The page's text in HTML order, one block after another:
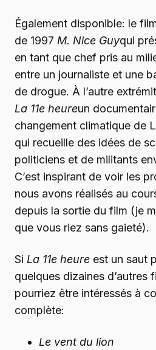
Également disponible: le
de 1997 M. Nice Guyqui
en tant que chef pris au
entre un journaliste et une
de drogue. À l’autre
La 11e heureun
changement climatique de
qui recueille des idées de
politiciens et de militants
C’est inspirant de voir les
nous avons réalisés au
depuis la sortie du film (je
que vous riez sans gaieté).
Si La 11e heure est un saut
quelques dizaines d’autres
pourriez être intéressés à
complète:
Le vent du lion